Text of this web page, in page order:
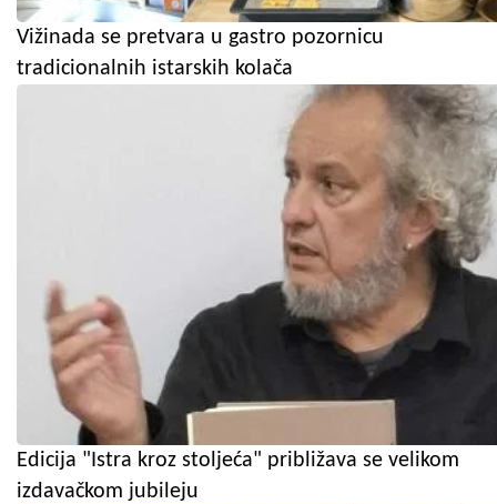
Vižinada se pretvara u gastro pozornicu
tradicionalnih istarskih kolača
Edicija "Istra kroz stoljeća" približava se velikom
izdavačkom jubileju